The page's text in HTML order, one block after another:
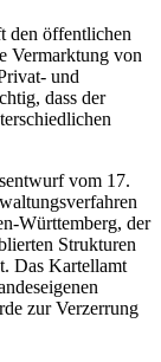
den öffentlichen
Vermarktung von
und
dass der
vom 17.
Württemberg, der
Strukturen
Das Kartellamt
zur Verzerrung